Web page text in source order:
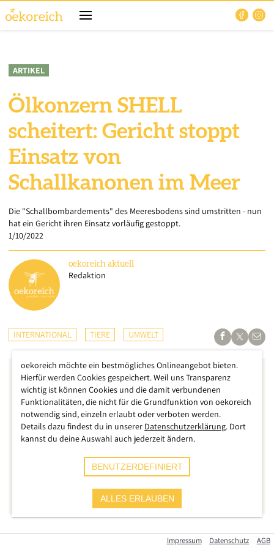
ARTIKEL
Ölkonzern SHELL
scheitert: Gericht stoppt
Einsatz von
Schallkanonen im Meer
Die "Schallbombardements" des Meeresbodens sind umstritten - nun
hat ein Gericht ihren Einsatz vorläufig gestoppt.
1/10/2022
oekoreich aktuell
Redaktion
INTERNATIONAL TIERE UMWELT
Die Methode ist so simpel wie schädlich: Von Schiffen aus
Impressum Datenschutz AGB
oekoreich möchte ein bestmögliches Onlineangebot bieten.
Hierfür werden Cookies gespeichert. Weil uns Transparenz
wichtig ist können Cookies und die damit verbundenen
Funktionalitäten, die nicht für die Grundfunktion von oekoreich
notwendig sind, einzeln erlaubt oder verboten werden.
Details dazu findest du in unserer Datenschutzerklärung. Dort
kannst du deine Auswahl auch jederzeit ändern.
BENUTZERDEFINIERT
ALLES ERLAUBEN